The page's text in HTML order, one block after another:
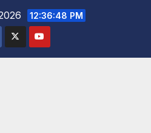
12:36:49 PM